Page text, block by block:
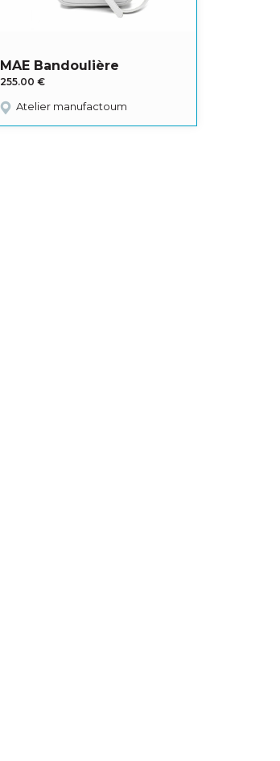
MAE Bandoulière
255.00€
Atelier manufactoum